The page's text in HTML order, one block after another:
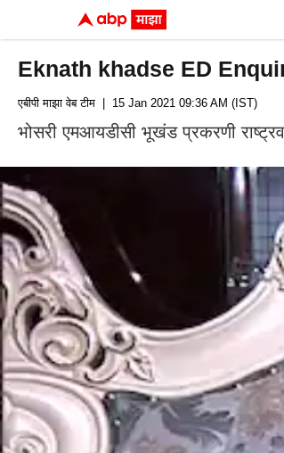
Eknath khadse ED Enquiry
एबीपी माझा वेब टीम | 15 Jan 2021 09:36 AM (IST)
भोसरी एमआयडीसी भूखंड प्रकरणी